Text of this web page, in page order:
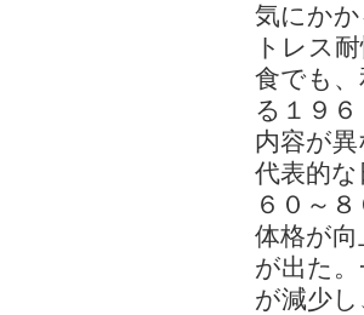
気にか
トレス
食でも
る１９
内容が
代表的
６０～
体格が
が出た
が減少